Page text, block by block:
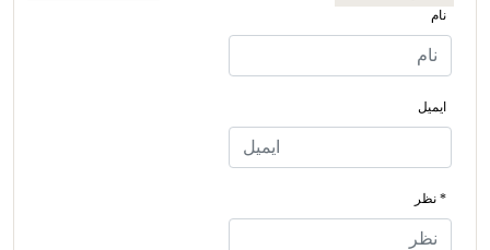
نام
ایمیل
* نظر